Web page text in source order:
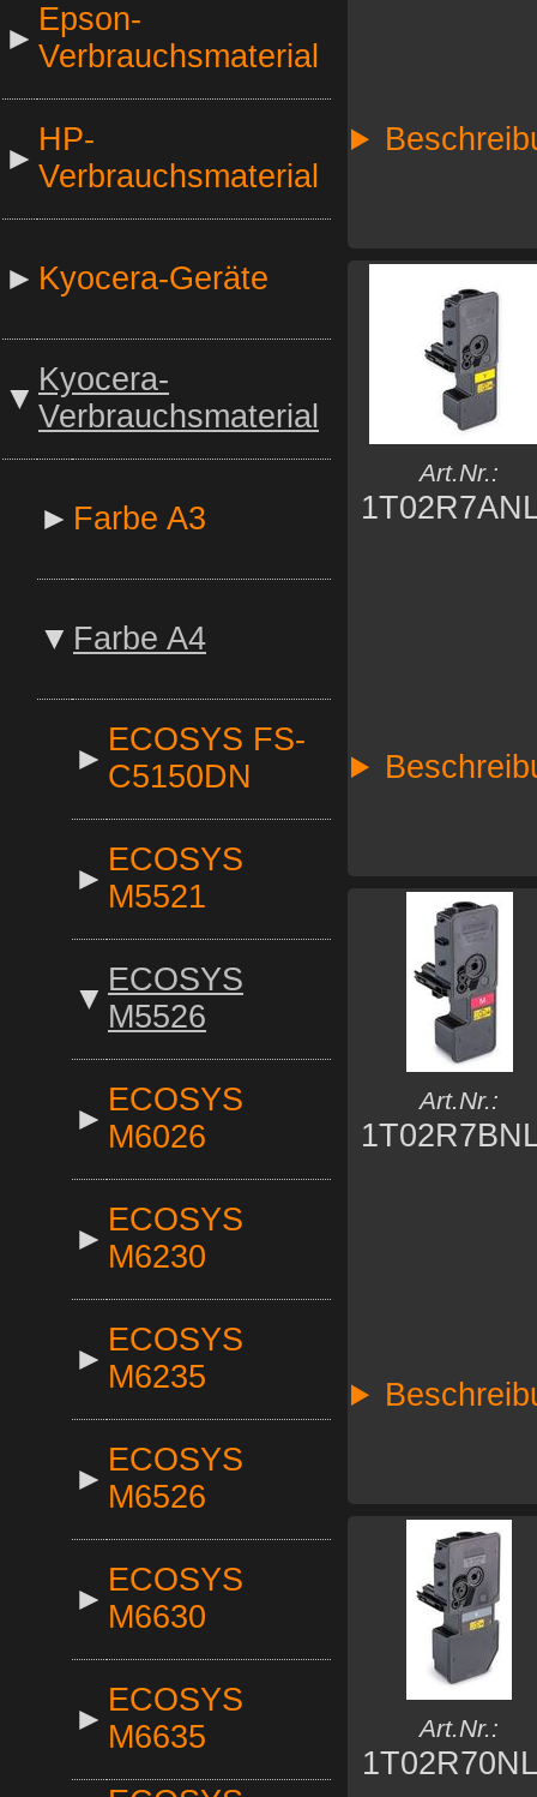
►
Epson-
Verbrauchsmaterial
►
HP-
Verbrauchsmaterial
► Kyocera-Geräte
▼
Kyocera-
Verbrauchsmaterial
► Farbe A3
▼ Farbe A4
►
ECOSYS FS-
C5150DN
►
ECOSYS
M5521
▼
ECOSYS
M5526
►
ECOSYS
M6026
►
ECOSYS
M6230
►
ECOSYS
M6235
►
ECOSYS
M6526
►
ECOSYS
M6630
►
ECOSYS
M6635
Art.Nr.:
Art.Nr.:
Art.Nr.: